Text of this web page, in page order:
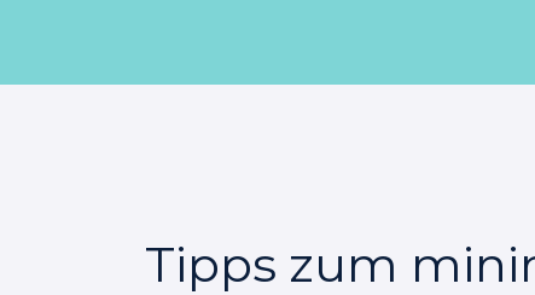
springen
Tipps zum